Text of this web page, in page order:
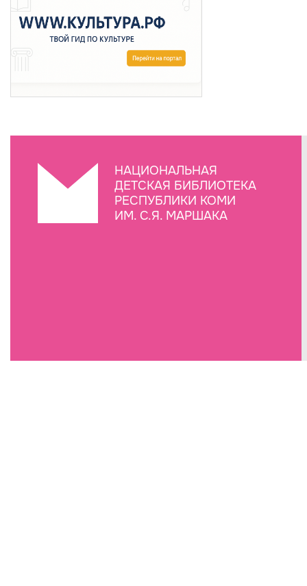
НАЦИОНАЛЬНАЯ
ДЕТСКАЯ БИБЛИОТЕКА
РЕСПУБЛИКИ КОМИ
ИМ. С.Я. МАРШАКА